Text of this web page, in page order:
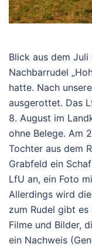
Blick aus dem
Nachbarrudel
hatte. Nach
ausgerottet. Das
8. August im
ohne Belege. Am
Tochter aus dem
Grabfeld ein
LfU an, ein Foto
Allerdings wird
zum Rudel gibt
Filme und Bilder,
ein Nachweis